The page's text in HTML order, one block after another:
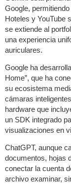
Google,
Hoteles y YouTube
se extiende al
una experiencia
auriculares.
Google ha
Home”, que ha
su ecosistema
cámaras
hardware que
un SDK integrado
visualizaciones en
ChatGPT, aunque
documentos, hojas
conectar la cuenta
archivo examinar,